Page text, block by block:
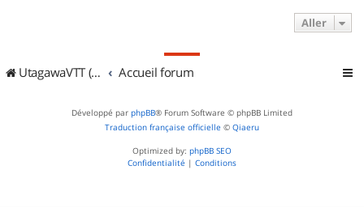
Aller
UtagawaVTT (Randos VTT et VTTAE avec traces GPS) Accueil forum
Développé par phpBB® Forum Software © phpBB Limited
Traduction française officielle © Qiaeru
Optimized by: phpBB SEO
Confidentialité | Conditions